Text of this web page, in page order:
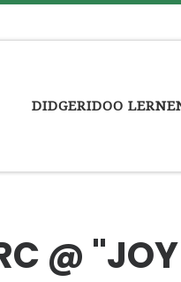
DIDGERIDOO
@